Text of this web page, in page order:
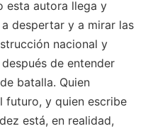
esta autora llega y
despertar y a mirar las
nacional y
de entender
batalla. Quien
futuro, y quien escribe
está, en realidad,